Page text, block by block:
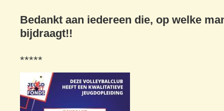
Bedankt aan iedereen die, op welke
bijdraagt!!
*****